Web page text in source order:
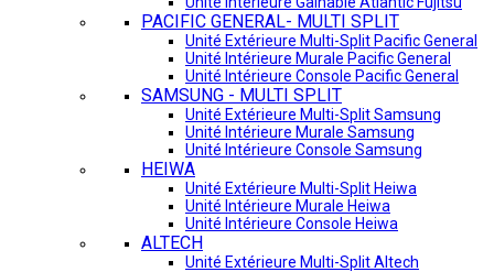
PACIFIC GENERAL- MULTI SPLIT
Unité Extérieure Multi-Split Pacific General
Unité Intérieure Murale Pacific General
Unité Intérieure Console Pacific General
SAMSUNG - MULTI SPLIT
Unité Extérieure Multi-Split Samsung
Unité Intérieure Murale Samsung
Unité Intérieure Console Samsung
HEIWA
Unité Extérieure Multi-Split Heiwa
Unité Intérieure Murale Heiwa
Unité Intérieure Console Heiwa
ALTECH
Unité Extérieure Multi-Split Altech